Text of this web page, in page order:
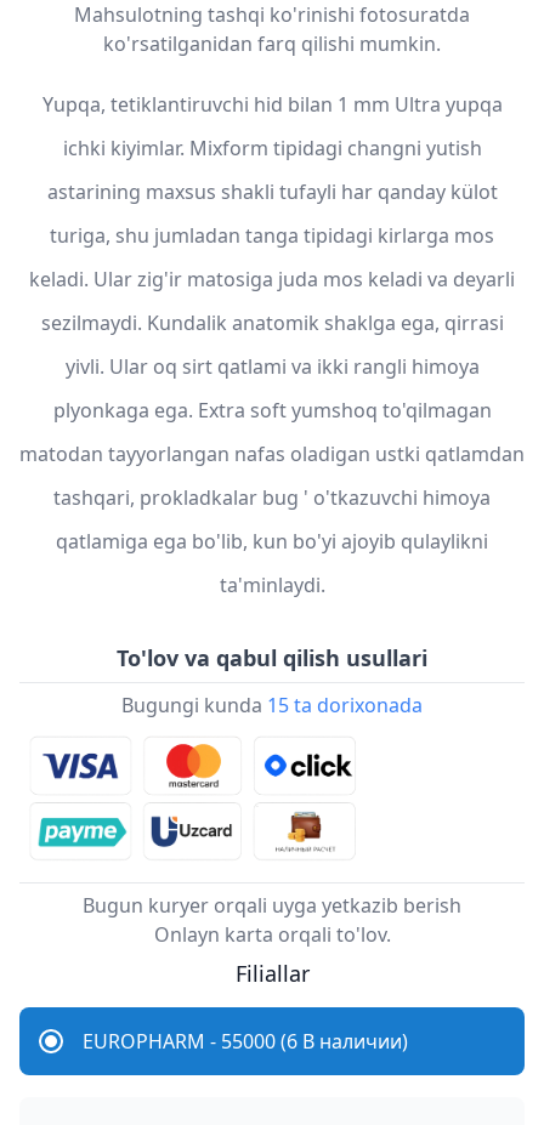
Mahsulotning tashqi ko'rinishi fotosuratda
ko'rsatilganidan farq qilishi mumkin.
Yupqa, tetiklantiruvchi hid bilan 1 mm Ultra yupqa
ichki kiyimlar. Mixform tipidagi changni yutish
astarining maxsus shakli tufayli har qanday külot
turiga, shu jumladan tanga tipidagi kirlarga mos
keladi. Ular zig'ir matosiga juda mos keladi va deyarli
sezilmaydi. Kundalik anatomik shaklga ega, qirrasi
yivli. Ular oq sirt qatlami va ikki rangli himoya
plyonkaga ega. Extra soft yumshoq to'qilmagan
matodan tayyorlangan nafas oladigan ustki qatlamdan
tashqari, prokladkalar bug ' o'tkazuvchi himoya
qatlamiga ega bo'lib, kun bo'yi ajoyib qulaylikni
ta'minlaydi.
To'lov va qabul qilish usullari
Bugungi kunda 15 ta dorixonada
Bugun kuryer orqali uyga yetkazib berish
Onlayn karta orqali to'lov.
Filiallar
EUROPHARM - 55000 (6 В наличии)